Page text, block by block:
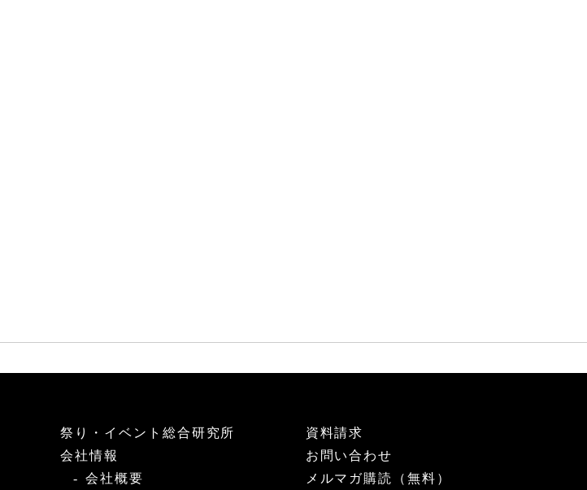
祭り・イベント総合研究所
会社情報
会社概要
資料請求
お問い合わせ
メルマガ購読（無料）